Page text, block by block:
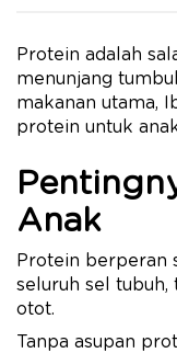
Protein adalah
menunjang
makanan utama,
protein untuk
Anak
Protein berperan
seluruh sel tubuh,
otot.
Tanpa asupan